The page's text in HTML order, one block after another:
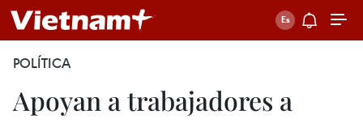
POLÍTICA
Apoyan a trabajadores a